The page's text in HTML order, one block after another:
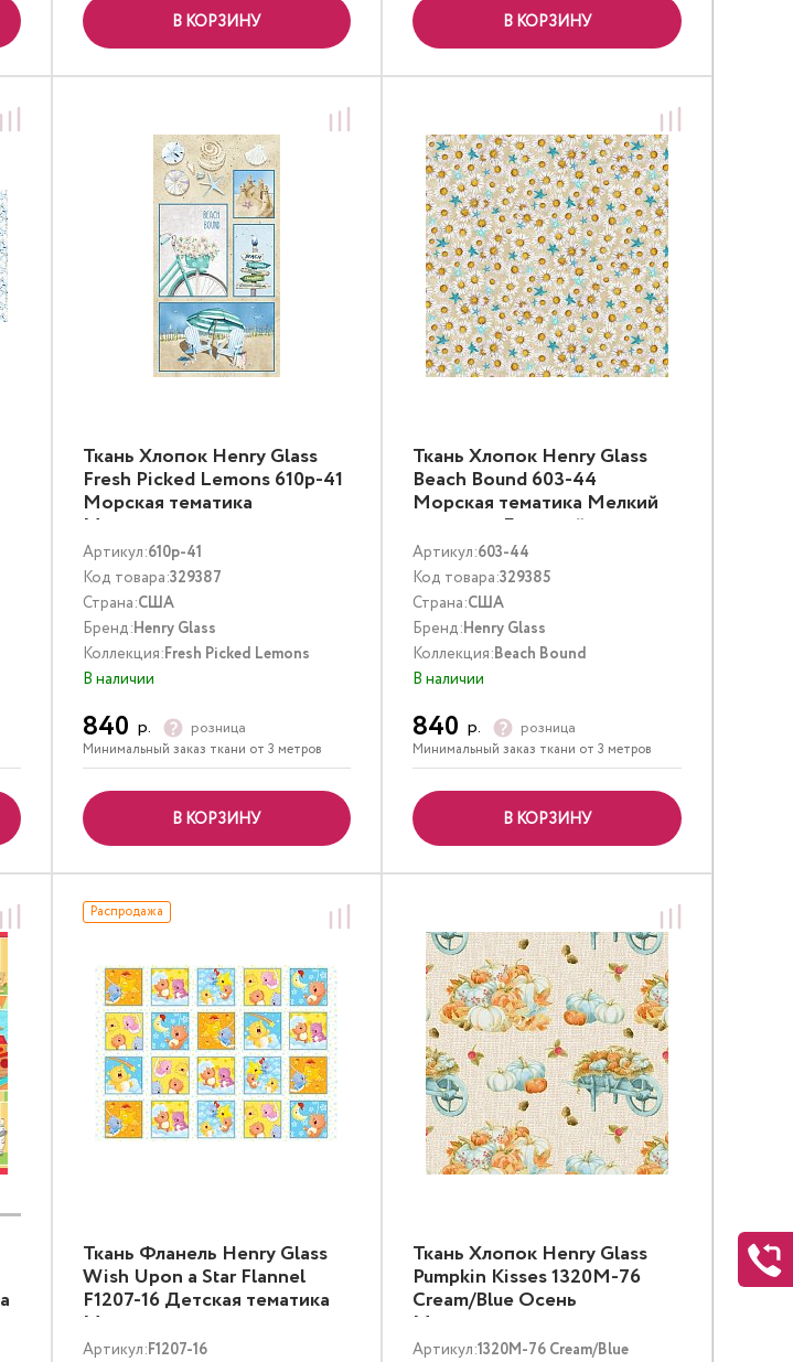
В КОРЗИНУ В КОРЗИНУ
Ткань Хлопок Henry Glass
Fresh Picked Lemons 610p-41
Морская тематика
Мультиколор
Артикул:610p-41
Код товара:329387
Страна:США
Бренд:Henry Glass
Коллекция:Fresh Picked Lemons
В наличии
840 р. розница
Минимальный заказ ткани от 3 метров
В КОРЗИНУ
Ткань Хлопок Henry Glass
Beach Bound 603-44
Морская тематика Мелкий
цветочек Бежевый
Артикул:603-44
Код товара:329385
Страна:США
Бренд:Henry Glass
Коллекция:Beach Bound
В наличии
840 р. розница
Минимальный заказ ткани от 3 метров
В КОРЗИНУ
Распродажа
Ткань Фланель Henry Glass
Wish Upon a Star Flannel
F1207-16 Детская тематика
Мультиколор
Артикул:F1207-16
Ткань Хлопок Henry Glass
Pumpkin Kisses 1320M-76
Cream/Blue Осень
Мультиколор
Артикул:1320M-76 Cream/Blue